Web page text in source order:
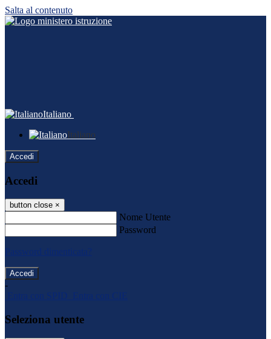
Salta al contenuto
Italiano
Italiano
Accedi
Accedi
button close ×
Nome Utente
Password
Password dimenticata?
-
Entra con SPID
Entra con CIE
Seleziona utente